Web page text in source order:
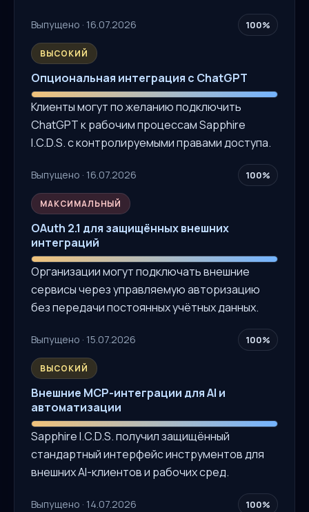
Выпущено · 16.07.2026 100%
ВЫСОКИЙ
Опциональная интеграция с ChatGPT
Клиенты могут по желанию подключить
ChatGPT к рабочим процессам Sapphire
I.C.D.S. с контролируемыми правами доступа.
Выпущено · 16.07.2026 100%
МАКСИМАЛЬНЫЙ
OAuth 2.1 для защищённых внешних
интеграций
Организации могут подключать внешние
сервисы через управляемую авторизацию
без передачи постоянных учётных данных.
Выпущено · 15.07.2026 100%
ВЫСОКИЙ
Внешние MCP-интеграции для AI и
автоматизации
Sapphire I.C.D.S. получил защищённый
стандартный интерфейс инструментов для
внешних AI-клиентов и рабочих сред.
Выпущено · 14.07.2026 100%